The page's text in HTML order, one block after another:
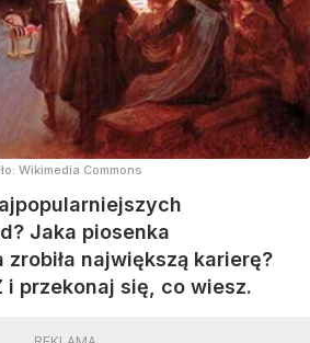
Wikimedia Commons
Jaka piosenka
największą karierę?
i przekonaj się, co wiesz.